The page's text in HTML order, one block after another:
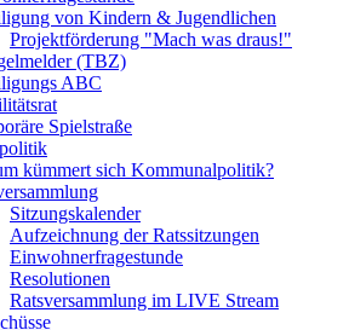
von Kindern & Jugendlichen
Projektförderung "Mach was draus!"
(TBZ)
ABC
Spielstraße
kümmert sich Kommunalpolitik?
Sitzungskalender
Aufzeichnung der Ratssitzungen
Einwohnerfragestunde
Resolutionen
Ratsversammlung im LIVE Stream